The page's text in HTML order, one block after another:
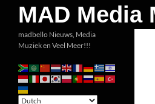
inhoud
MAD Media
Zoeken
madbello Nieuws, Media
Muziek en Veel Meer!!!